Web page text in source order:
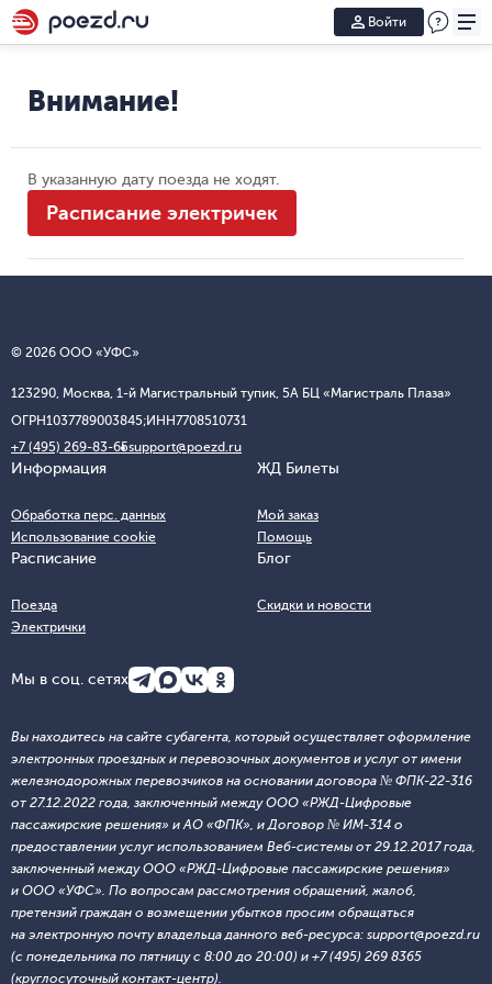
Войти
Внимание!
В указанную дату поезда не ходят.
Расписание электричек
© 2026 ООО «УФС»
123290, Москва, 1-й Магистральный тупик, 5А БЦ «Магистраль Плаза»
ОГРН1037789003845;ИНН7708510731
+7 (495) 269-83-65support@poezd.ru
Информация
Обработка перс. данных
Использование cookie
ЖД Билеты
Мой заказ
Помощь
Расписание
Поезда
Электрички
Блог
Скидки и новости
Мы в соц. сетях
Вы находитесь на сайте субагента, который осуществляет оформление
электронных проездных и перевозочных документов и услуг от имени
железнодорожных перевозчиков на основании договора № ФПК-22-316
от 27.12.2022 года, заключенный между ООО «РЖД-Цифровые
пассажирские решения» и АО «ФПК», и Договор № ИМ-314 о
предоставлении услуг использованием Веб-системы от 29.12.2017 года,
заключенный между ООО «РЖД-Цифровые пассажирские решения»
и ООО «УФС». По вопросам рассмотрения обращений, жалоб,
претензий граждан о возмещении убытков просим обращаться
на электронную почту владельца данного веб-ресурса: support@poezd.ru
(с понедельника по пятницу с 8:00 до 20:00) и +7 (495) 269 8365
(круглосуточный контакт-центр).